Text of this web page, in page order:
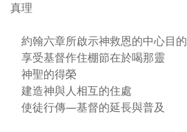
真理
約翰六章所啟示神救恩的中心目的
享受基督作住棚節在於喝那靈
神聖的得榮
建造神與人相互的住處
使徒行傳—基督的延長與普及